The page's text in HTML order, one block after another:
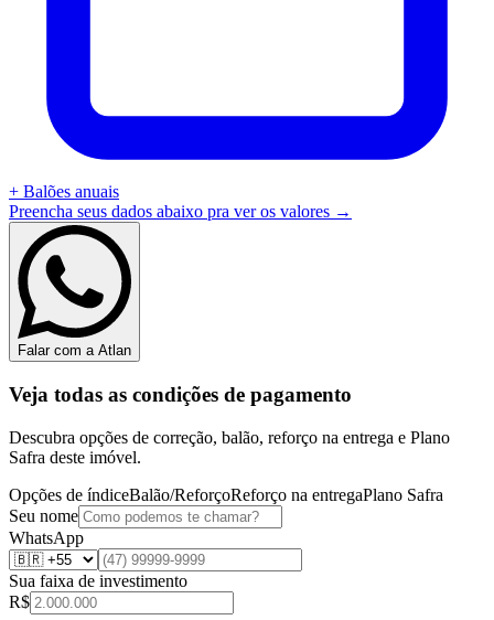
+ Balões anuais
Preencha seus dados abaixo pra ver os valores →
Falar com a Atlan
Veja todas as condições de pagamento
Descubra opções de correção, balão, reforço na entrega e Plano
Safra deste imóvel.
Opções de índiceBalão/ReforçoReforço na entregaPlano Safra
Seu nome
WhatsApp
Sua faixa de investimento
R$